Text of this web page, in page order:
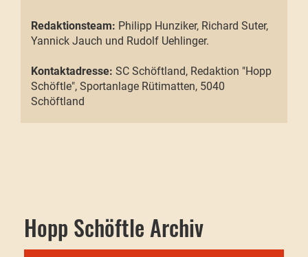
Redaktionsteam: Philipp Hunziker, Richard Suter,
Yannick Jauch und Rudolf Uehlinger.
Kontaktadresse: SC Schöftland, Redaktion "Hopp
Schöftle", Sportanlage Rütimatten, 5040
Schöftland
Hopp Schöftle Archiv